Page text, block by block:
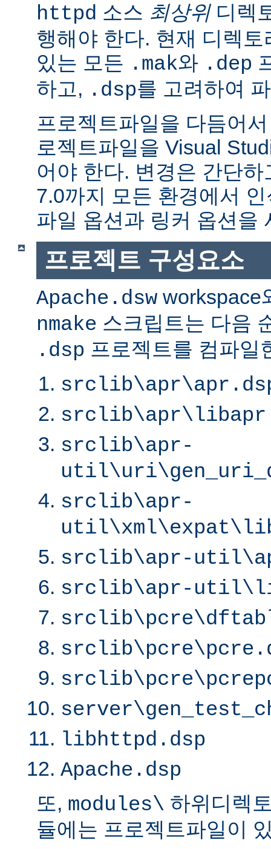
httpd 소스 최상위디렉
행해야 한다. 현재 디렉
있는 모든 .mak와 .dep
하고, .dsp를 고려하여
프로젝트파일을 다듬어
로젝트파일을 Visual
어야 한다. 변경은 간단
7.0까지 모든 환경에서
파일 옵션과 링커 옵션을
프로젝트 구성요소
Apache.dsw workspace
nmake 스크립트는 다음
.dsp 프로젝트를 컴파일
srclib\apr-
srclib\apr-
srclib\apr-
srclib\apr-
libhttpd.dsp
Apache.dsp
또, modules\ 하위디렉
듈에는 프로젝트파일이